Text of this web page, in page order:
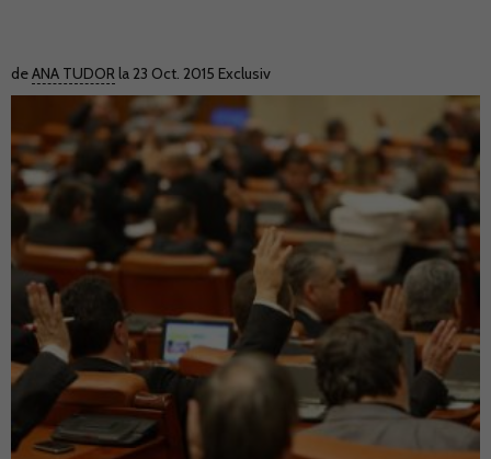
deANA TUDOR la 23 Oct. 2015 Exclusiv